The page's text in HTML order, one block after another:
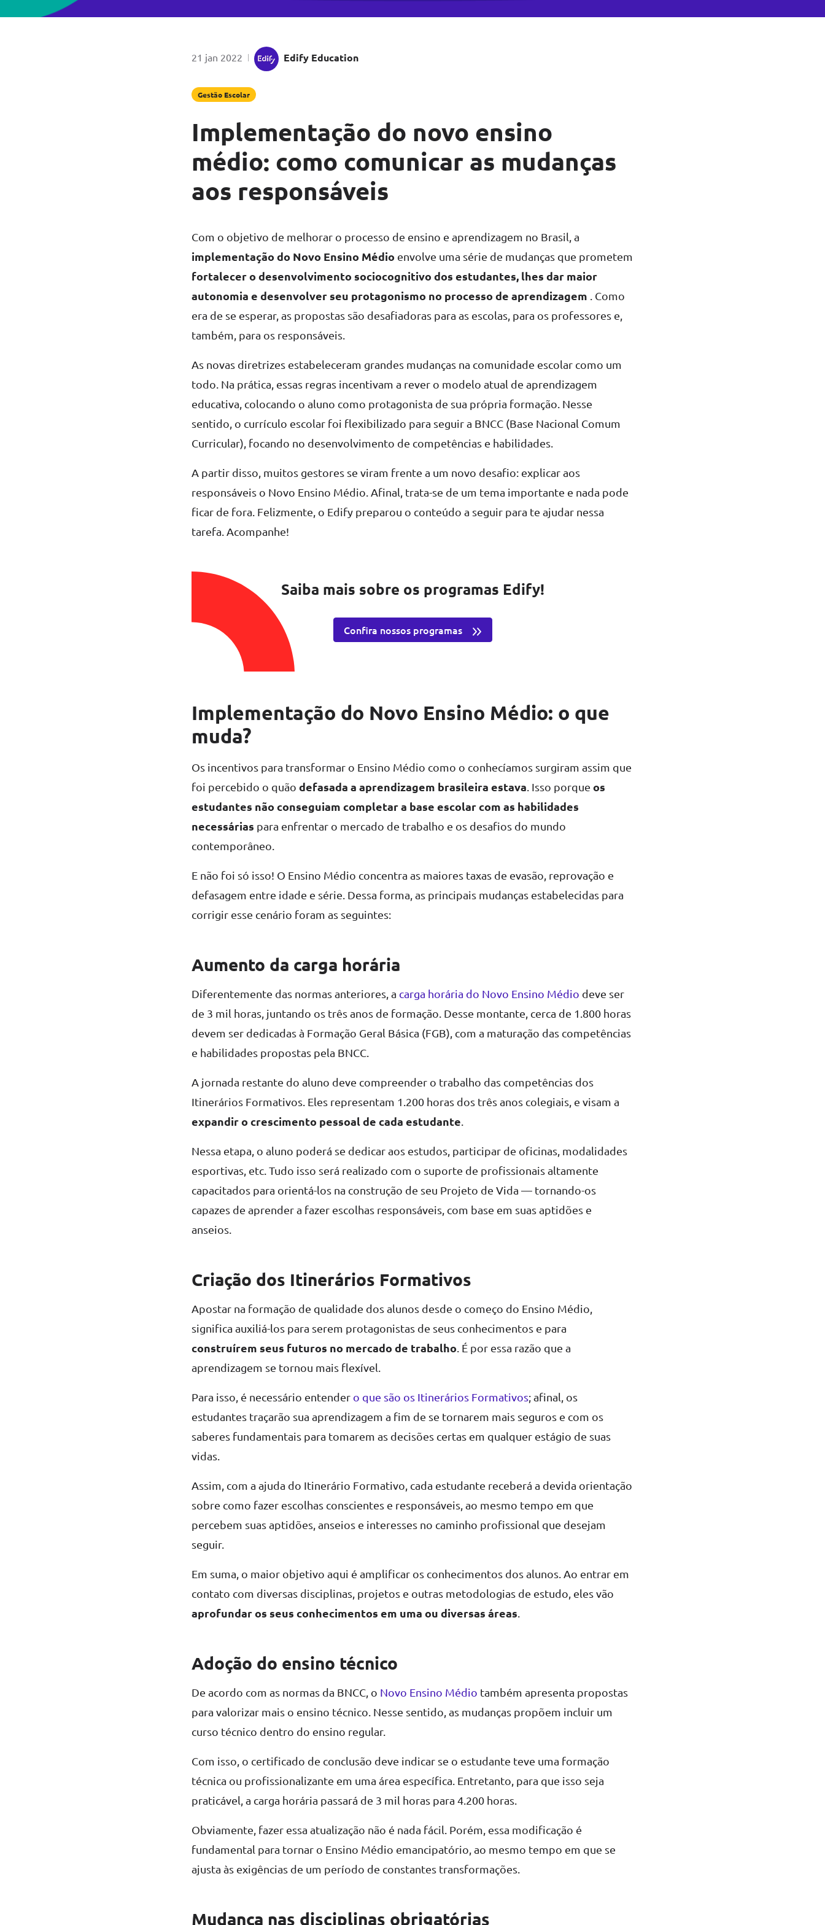
Implementação do novo ensino
médio: como comunicar as mudanças
aos responsáveis
Publicado em
21 jan 2022 | por Edify Education
Gestão Escolar
Com o objetivo de melhorar o processo de ensino e aprendizagem no Brasil, a
implementação do Novo Ensino Médio envolve uma série de mudanças que prometem
fortalecer o desenvolvimento sociocognitivo dos estudantes, lhes dar maior
autonomia e desenvolver seu protagonismo no processo de aprendizagem
. Como
era de se esperar, as propostas são desafiadoras para as escolas, para os professores e,
também, para os responsáveis.
As novas diretrizes estabeleceram grandes mudanças na comunidade escolar como um
todo. Na prática, essas regras incentivam a rever o modelo atual de aprendizagem
educativa, colocando o aluno como protagonista de sua própria formação. Nesse
sentido, o currículo escolar foi flexibilizado para seguir a BNCC (Base Nacional Comum
Curricular), focando no desenvolvimento de competências e habilidades.
A partir disso, muitos gestores se viram frente a um novo desafio: explicar aos
responsáveis o Novo Ensino Médio. Afinal, trata-se de um tema importante e nada pode
ficar de fora. Felizmente, o Edify preparou o conteúdo a seguir para te ajudar nessa
tarefa. Acompanhe!
Saiba mais sobre os programas Edify!
Confira nossos programas
Implementação do Novo Ensino Médio: o que
muda?
Os incentivos para transformar o Ensino Médio como o conhecíamos surgiram assim que
foi percebido o quão defasada a aprendizagem brasileira estava . Isso porque os
estudantes não conseguiam completar a base escolar com as habilidades
necessárias para enfrentar o mercado de trabalho e os desafios do mundo
contemporâneo.
E não foi só isso! O Ensino Médio concentra as maiores taxas de evasão, reprovação e
defasagem entre idade e série. Dessa forma, as principais mudanças estabelecidas para
corrigir esse cenário foram as seguintes:
Aumento da carga horária
Diferentemente das normas anteriores, a carga horária do Novo Ensino Médio deve ser
de 3 mil horas, juntando os três anos de formação. Desse montante, cerca de 1.800 horas
devem ser dedicadas à Formação Geral Básica (FGB), com a maturação das competências
e habilidades propostas pela BNCC.
A jornada restante do aluno deve compreender o trabalho das competências dos
Itinerários Formativos. Eles representam 1.200 horas dos três anos colegiais, e visam a
expandir o crescimento pessoal de cada estudante
Nessa etapa, o aluno poderá se dedicar aos estudos, participar de oficinas, modalidades
esportivas, etc. Tudo isso será realizado com o suporte de profissionais altamente
capacitados para orientá-los na construção de seu Projeto de Vida — tornando-os
capazes de aprender a fazer escolhas responsáveis, com base em suas aptidões e
anseios.
Criação dos Itinerários Formativos
Apostar na formação de qualidade dos alunos desde o começo do Ensino Médio,
significa auxiliá-los para serem protagonistas de seus conhecimentos e para
construírem seus futuros no mercado de trabalho . É por essa razão que a
aprendizagem se tornou mais flexível.
Para isso, é necessário entender o que são os Itinerários Formativos; afinal, os
estudantes traçarão sua aprendizagem a fim de se tornarem mais seguros e com os
saberes fundamentais para tomarem as decisões certas em qualquer estágio de suas
vidas.
Assim, com a ajuda do Itinerário Formativo, cada estudante receberá a devida orientação
sobre como fazer escolhas conscientes e responsáveis, ao mesmo tempo em que
percebem suas aptidões, anseios e interesses no caminho profissional que desejam
seguir.
Em suma, o maior objetivo aqui é amplificar os conhecimentos dos alunos. Ao entrar em
contato com diversas disciplinas, projetos e outras metodologias de estudo, eles vão
aprofundar os seus conhecimentos em uma ou diversas áreas
Adoção do ensino técnico
De acordo com as normas da BNCC, o Novo Ensino Médio também apresenta propostas
para valorizar mais o ensino técnico. Nesse sentido, as mudanças propõem incluir um
curso técnico dentro do ensino regular.
Com isso, o certificado de conclusão deve indicar se o estudante teve uma formação
técnica ou profissionalizante em uma área específica. Entretanto, para que isso seja
praticável, a carga horária passará de 3 mil horas para 4.200 horas.
Obviamente, fazer essa atualização não é nada fácil. Porém, essa modificação é
fundamental para tornar o Ensino Médio emancipatório, ao mesmo tempo em que se
ajusta às exigências de um período de constantes transformações.
Mudança nas disciplinas obrigatórias